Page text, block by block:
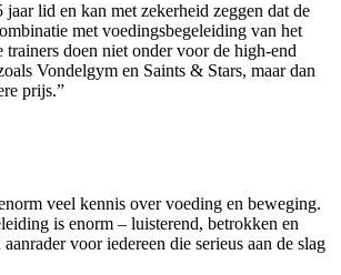
jaar lid en kan met zekerheid zeggen dat de
met voedingsbegeleiding van het
trainers doen niet onder voor de high-end
Vondelgym en Saints & Stars, maar dan
prijs.”
veel kennis over voeding en beweging.
is enorm – luisterend, betrokken en
voor iedereen die serieus aan de slag